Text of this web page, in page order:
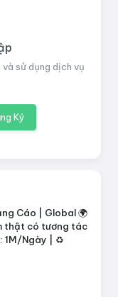
sử dụng dịch vụ
Ký
Cáo | Global 🌍
thật có tương tác
1M/Ngày | ♻️